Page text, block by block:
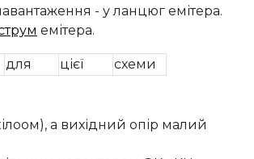
- у ланцюг емітера.
емітера.
для цієї схеми
а вихідний опір малий